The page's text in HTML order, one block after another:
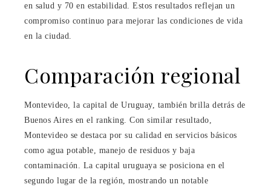
en salud y 70 en estabilidad. Estos resultados reflejan un
compromiso continuo para mejorar las condiciones de vida
en la ciudad.
Comparación regional
Montevideo, la capital de Uruguay, también brilla detrás de
Buenos Aires en el ranking. Con similar resultado,
Montevideo se destaca por su calidad en servicios básicos
como agua potable, manejo de residuos y baja
contaminación. La capital uruguaya se posiciona en el
segundo lugar de la región, mostrando un notable